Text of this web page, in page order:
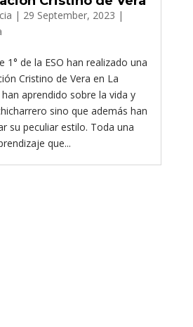
| 29 September, 2023 |
1° de la ESO han realizado una
Cristino de Vera en La
aprendido sobre la vida y
sino que además han
su peculiar estilo. Toda una
que...